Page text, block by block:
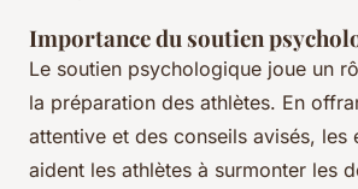
Importance du soutien
Le soutien psychologique joue un
la préparation des athlètes. En
attentive et des conseils avisés, les
aident les athlètes à surmonter les